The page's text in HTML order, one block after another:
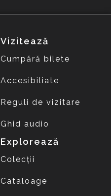
Vizitează
Cumpără bilete
Accesibiliate
Reguli de vizitare
Ghid audio
Explorează
Colecții
Cataloage